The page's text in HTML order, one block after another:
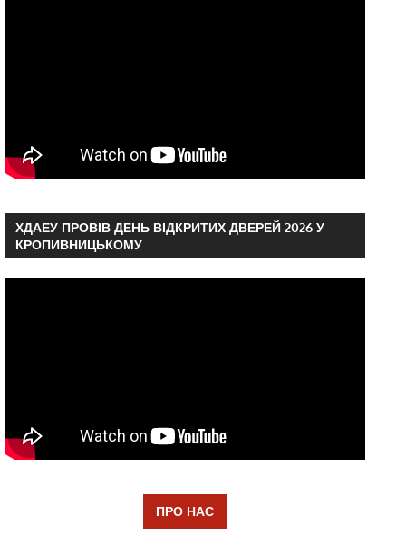
ХДАЕУ ПРОВІВ ДЕНЬ ВІДКРИТИХ ДВЕРЕЙ 2026 У
КРОПИВНИЦЬКОМУ
ПРО НАС